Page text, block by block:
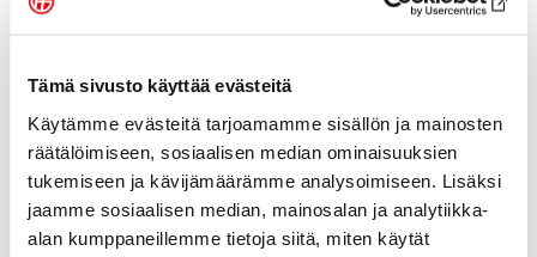
Tämä sivusto käyttää evästeitä
Käytämme evästeitä tarjoamamme sisällön ja mainosten
räätälöimiseen, sosiaalisen median ominaisuuksien
tukemiseen ja kävijämäärämme analysoimiseen. Lisäksi
jaamme sosiaalisen median, mainosalan ja analytiikka-
alan kumppaneillemme tietoja siitä, miten käytät
energiankulutusta lämmityskauden
HögforsGST on lämmitysjärjestelmien
asiantuntija. Meillä projektit etenevät
sujuvasti suunnittelusta toteutukseen
ja saat luotettavan lämmitysratkaisun
sekä kattavan teknisen tuen.